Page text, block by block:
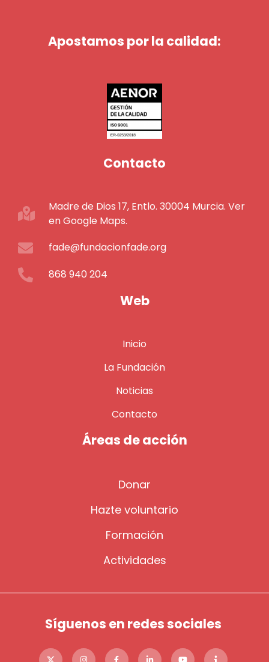
Apostamos por la calidad:
Contacto
Madre de Dios 17, Entlo. 30004 Murcia. Ver
en Google Maps.
fade@fundacionfade.org
868 940 204
Web
Inicio
La Fundación
Noticias
Contacto
Áreas de acción
Donar
Hazte voluntario
Formación
Actividades
Síguenos en redes sociales